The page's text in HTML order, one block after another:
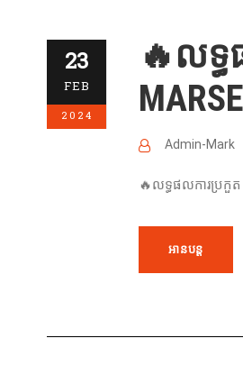
23
FEB
2024
🔥លទ្ធ
Admin-Mark
🔥លទ្ធផលការប្រកួត
អានបន្ត